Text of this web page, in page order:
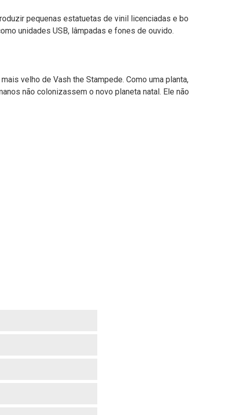
pequenas estatuetas de vinil licenciadas e bo
unidades USB, lâmpadas e fones de ouvido.
velho de Vash the Stampede. Como uma planta,
não colonizassem o novo planeta natal. Ele não